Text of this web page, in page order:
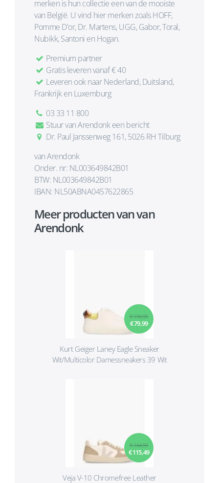
merken is hun collectie een van de mooiste
van België. U vind hier merken zoals HOFF,
Pomme D'or, Dr. Martens, UGG, Gabor, Toral,
Nubikk, Santoni en Hogan.
Premium partner
Gratis leveren vanaf € 40
Leveren ook naar Nederland, Duitsland,
Frankrijk en Luxemburg
03 33 11 800
Stuur van Arendonk een bericht
Dr. Paul Janssenweg 161, 5026 RH Tilburg
van Arendonk
Onder. nr: NL003649842B01
BTW: NL003649842B01
IBAN: NL50ABNA0457622865
Meer producten van van
Arendonk
€ 159,99
€ 79,99
Kurt Geiger Laney Eagle Sneaker
Wit/Multicolor Damessneakers 39 Wit
€ 164,99
€ 115,49
Veja V-10 Chromefree Leather